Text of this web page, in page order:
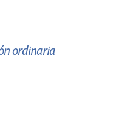
ordinaria